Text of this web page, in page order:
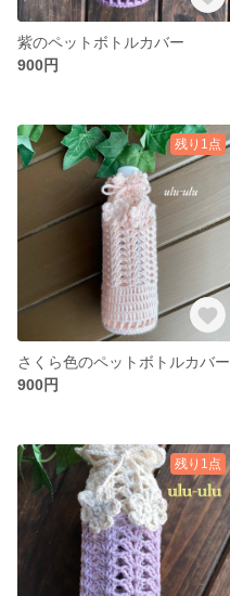
紫のペットボトルカバー
900円
残り1点
さくら色のペットボトルカバー
900円
残り1点